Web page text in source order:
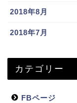
2018年8月
2018年7月
カテゴリー
FBページ